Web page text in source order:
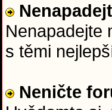
Nenapadejte
s těmi
Neničte